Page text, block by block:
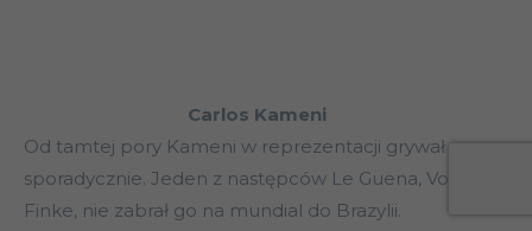
Carlos Kameni
Od tamtej pory Kameni w reprezentacji grywał
sporadycznie. Jeden z następców Le Guena, Volker
Finke, nie zabrał go na mundial do Brazylii.